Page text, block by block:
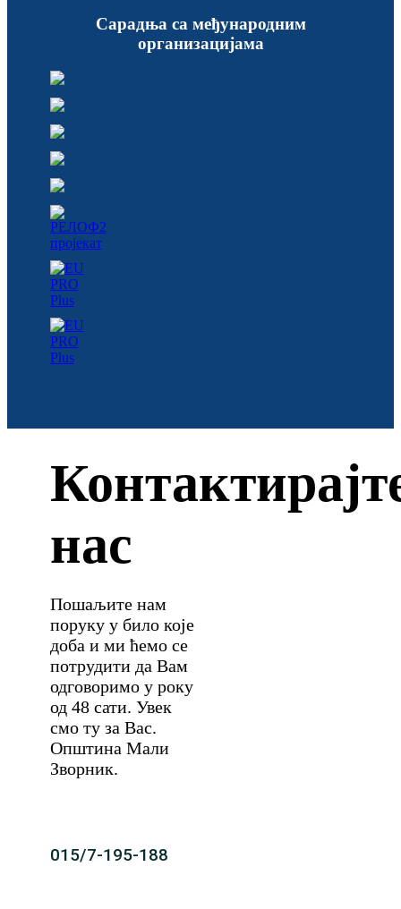
Сарадња са међународним
организацијама
нас
Пошаљите нам
поруку у било које
доба и ми ћемо се
потрудити да Вам
одговоримо у року
од 48 сати. Увек
смо ту за Вас.
Општина Мали
Зворник.
015/7-195-188